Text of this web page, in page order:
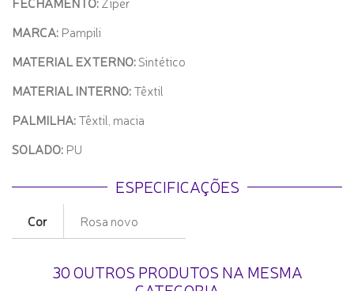
MARCA: Pampili
MATERIAL EXTERNO:Sintético
MATERIAL INTERNO:Têxtil
PALMILHA:Têxtil, macia
SOLADO: PU
ESPECIFICAÇÕES
Cor Rosa novo
30 OUTROS PRODUTOS NA MESMA